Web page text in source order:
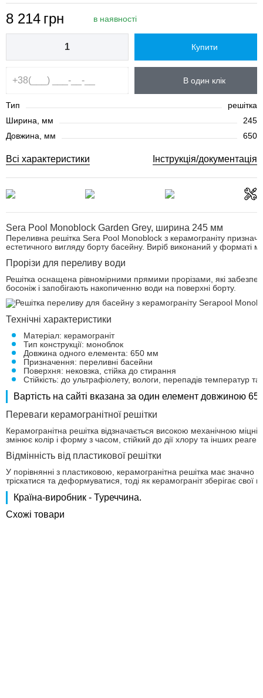
8 214 грн в наявності
Купити
В один клік
Тип
решітка
Ширина, мм
245
Довжина, мм
650
Всі характеристики Інструкція/документація
Sera Pool Monoblock Garden Grey, ширина 245 мм
Переливна решітка Sera Pool Monoblock з керамограніту
естетичного вигляду борту басейну. Виріб виконаний у форматі
Прорізи для переливу води
Решітка оснащена рівномірними прямими прорізами, які
босоніж і запобігають накопиченню води на поверхні борту.
Технічні характеристики
Матеріал: керамограніт
Тип конструкції: моноблок
Довжина одного елемента: 650 мм
Призначення: переливні басейни
Поверхня: нековзка, стійка до стирання
Стійкість: до ультрафіолету, вологи, перепадів температур та
Вартість на сайті вказана за один елемент довжиною 65
Переваги керамогранітної решітки
Керамогранітна решітка відзначається високою механічною
змінює колір і форму з часом, стійкий до дії хлору та інших
Відмінність від пластикової решітки
У порівнянні з пластиковою, керамогранітна решітка має значно
тріскатися та деформуватися, тоді як керамограніт зберігає свої
Країна-виробник - Туреччина.
Схожі товари